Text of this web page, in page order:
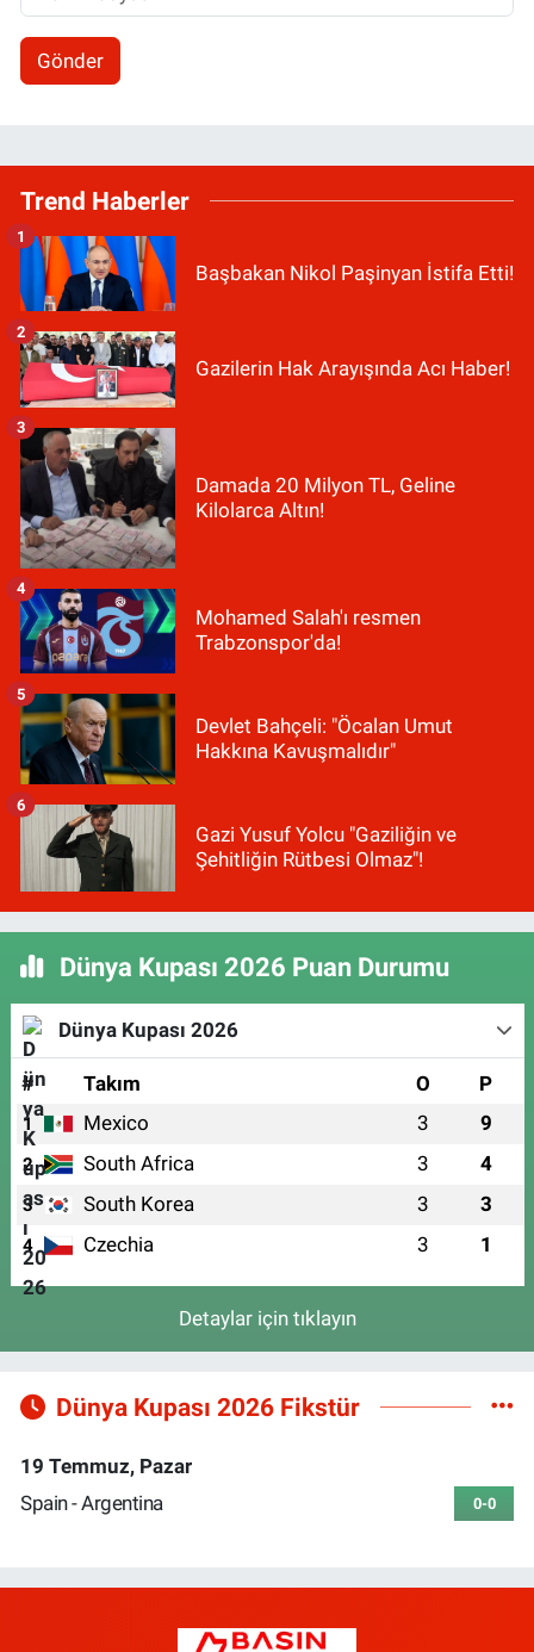
Gönder
Trend Haberler
Başbakan Nikol Paşinyan İstifa Etti!
1
Gazilerin Hak Arayışında Acı Haber!
2
Damada 20 Milyon TL, Geline
Kilolarca Altın!
3
Mohamed Salah'ı resmen
Trabzonspor'da!
4
Devlet Bahçeli: "Öcalan Umut
Hakkına Kavuşmalıdır"
5
Gazi Yusuf Yolcu "Gaziliğin ve
Şehitliğin Rütbesi Olmaz"!
6
Dünya Kupası 2026 Puan Durumu
Dünya Kupası 2026
# Takım O P
1 Mexico 3 9
2 South Africa 3 4
3 South Korea 3 3
4 Czechia 3 1
Detaylar için tıklayın
Dünya Kupası 2026 Fikstür
19 Temmuz, Pazar
Spain - Argentina
0-0